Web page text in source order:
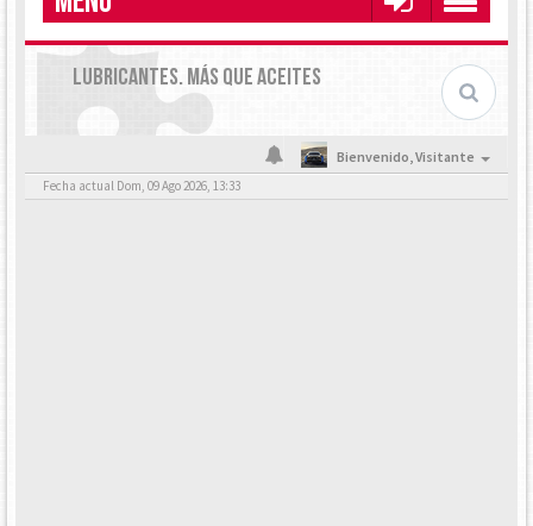
LUBRICANTES. MÁS QUE ACEITES
Bienvenido,Visitante
Fecha actual Dom, 09 Ago 2026, 13:33